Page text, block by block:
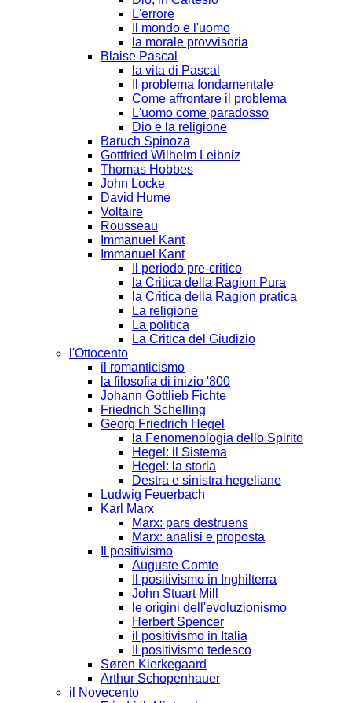
L'errore
Il mondo e l'uomo
la morale provvisoria
Blaise Pascal
la vita di Pascal
Il problema fondamentale
Come affrontare il problema
L'uomo come paradosso
Dio e la religione
Baruch Spinoza
Gottfried Wilhelm Leibniz
Thomas Hobbes
John Locke
David Hume
Voltaire
Rousseau
Immanuel Kant
Immanuel Kant
Il periodo pre-critico
la Critica della Ragion Pura
la Critica della Ragion pratica
La religione
La politica
La Critica del Giudizio
l'Ottocento
il romanticismo
la filosofia di inizio '800
Johann Gottlieb Fichte
Friedrich Schelling
Georg Friedrich Hegel
la Fenomenologia dello Spirito
Hegel: il Sistema
Hegel: la storia
Destra e sinistra hegeliane
Ludwig Feuerbach
Karl Marx
Marx: pars destruens
Marx: analisi e proposta
Il positivismo
Auguste Comte
Il positivismo in Inghilterra
John Stuart Mill
le origini dell'evoluzionismo
Herbert Spencer
il positivismo in Italia
Il positivismo tedesco
Søren Kierkegaard
Arthur Schopenhauer
il Novecento